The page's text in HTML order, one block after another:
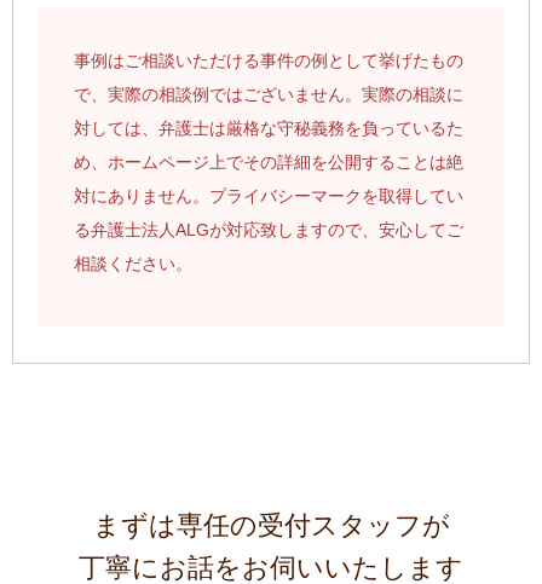
事例はご相談いただける事件の例として挙げたもの
で、実際の相談例ではございません。実際の相談に
対しては、弁護士は厳格な守秘義務を負っているた
め、ホームページ上でその詳細を公開することは絶
対にありません。プライバシーマークを取得してい
る弁護士法人ALGが対応致しますので、安心してご
相談ください。
まずは専任の受付スタッフが
丁寧にお話をお伺いいたします